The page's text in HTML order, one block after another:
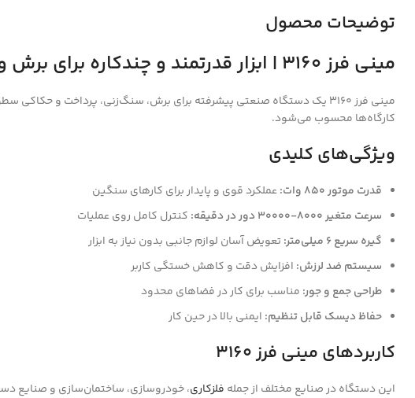
توضیحات محصول
مینی فرز 3160 | ابزار قدرتمند و چندکاره برای برش و پرداخت
مینی فرز 3160 یک دستگاه صنعتی پیشرفته برای برش، سنگ‌زنی، پرداخت و
کارگاه‌ها محسوب می‌شود.
ویژگی‌های کلیدی
قدرت موتور 850 وات:
عملکرد قوی و پایدار برای کارهای سنگین
سرعت متغیر 8000-30000 دور در دقیقه:
کنترل کامل روی عملیات
گیره سریع 6 میلی‌متر:
تعویض آسان لوازم جانبی بدون نیاز به ابزار
سیستم ضد لرزش: افزایش دقت و کاهش خستگی کاربر
طراحی جمع و جور: مناسب برای کار در فضاهای محدود
حفاظ دیسک قابل تنظیم: ایمنی بالا در حین کار
کاربردهای مینی فرز 3160
این دستگاه در صنایع مختلف از جمله فلزکاری، خودروسازی، ساختمان‌سازی و صنایع